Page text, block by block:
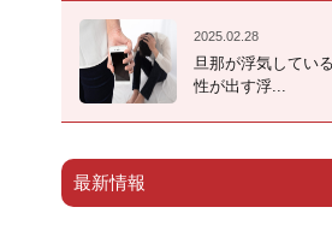
2025.02.28
旦那が浮気してい
性が出す浮...
最新情報